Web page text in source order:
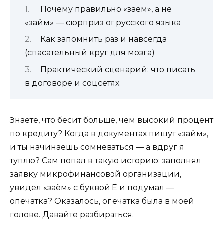
Почему правильно «заём», а не
«займ» — сюрприз от русского языка
Как запомнить раз и навсегда
(спасательный круг для мозга)
Практический сценарий: что писать
в договоре и соцсетях
Знаете, что бесит больше, чем высокий процент
по кредиту? Когда в документах пишут «займ»,
и ты начинаешь сомневаться — а вдруг я
туплю? Сам попал в такую историю: заполнял
заявку микрофинансовой организации,
увидел «заём» с буквой Ё и подумал —
опечатка? Оказалось, опечатка была в моей
голове. Давайте разбираться.